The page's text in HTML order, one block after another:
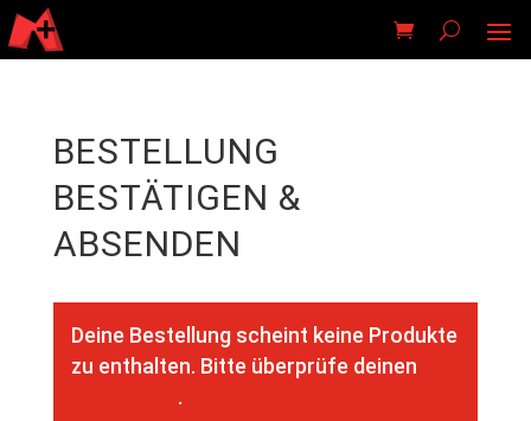
BESTELLUNG
BESTÄTIGEN &
ABSENDEN
Deine Bestellung scheint keine Produkte
zu enthalten. Bitte überprüfe deinen
.